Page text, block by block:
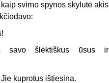
svirno spynos skylutė akis
savo šlėktiškus ūsus ir
kupro­tus ištiesina.